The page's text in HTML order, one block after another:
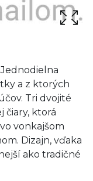
a z ktorých
Tri dvojité
čiary, ktorá
vonkajšom
Dizajn, vďaka
ako tradičné